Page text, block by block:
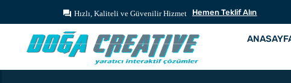
Hızlı, Kaliteli ve Güvenilir Hizmet Hemen Teklif Alın